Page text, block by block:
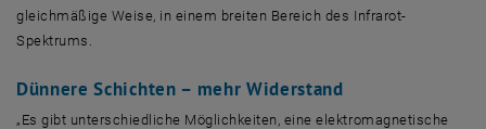
gleichmäßige Weise, in einem breiten Bereich des Infrarot-
Spektrums.
Dünnere Schichten – mehr Widerstand
„Es gibt unterschiedliche Möglichkeiten, eine elektromagnetische